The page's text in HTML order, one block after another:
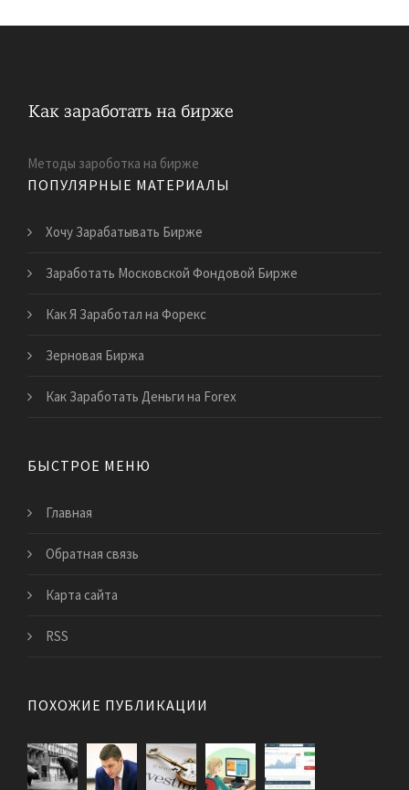
Методы зароботка на бирже
ПОПУЛЯРНЫЕ МАТЕРИАЛЫ
Хочу Зарабатывать Бирже
Заработать Московской Фондовой Бирже
Как Я Заработал на Форекс
Зерновая Биржа
Как Заработать Деньги на Forex
БЫСТРОЕ МЕНЮ
Главная
Обратная связь
Карта сайта
RSS
ПОХОЖИЕ ПУБЛИКАЦИИ